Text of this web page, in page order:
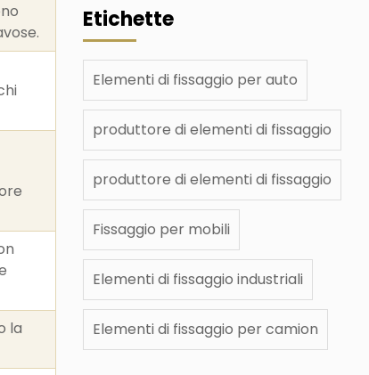
la
Etichette
Elementi di fissaggio per auto
produttore di elementi di fissaggio
produttore di elementi di fissaggio
Fissaggio per mobili
Elementi di fissaggio industriali
Elementi di fissaggio per camion